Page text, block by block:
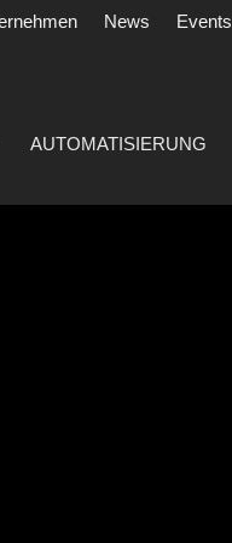
News Events
AUTOMATISIERUNG